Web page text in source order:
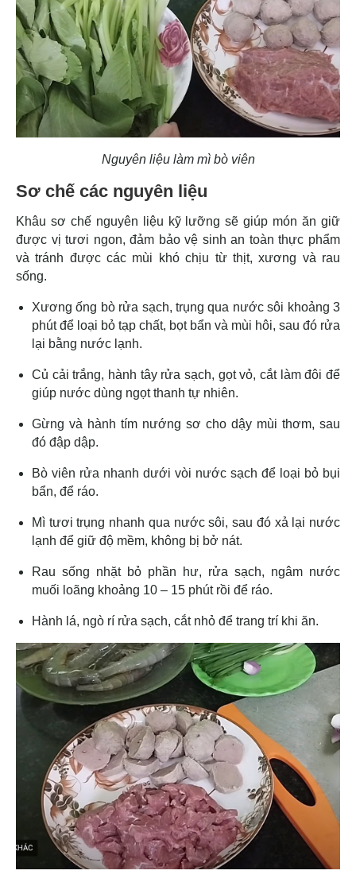
Nguyên liệu làm mì bò viên
Sơ chế các nguyên liệu
Khâu sơ chế nguyên liệu kỹ lưỡng sẽ giúp món ăn giữ
được vị tươi ngon, đảm bảo vệ sinh an toàn thực phẩm
và tránh được các mùi khó chịu từ thịt, xương và rau
sống.
Xương ống bò rửa sạch, trụng qua nước sôi khoảng 3
phút để loại bỏ tạp chất, bọt bẩn và mùi hôi, sau đó rửa
lại bằng nước lạnh.
Củ cải trắng, hành tây rửa sạch, gọt vỏ, cắt làm đôi để
giúp nước dùng ngọt thanh tự nhiên.
Gừng và hành tím nướng sơ cho dậy mùi thơm, sau
đó đập dập.
Bò viên rửa nhanh dưới vòi nước sạch để loại bỏ bụi
bẩn, để ráo.
Mì tươi trụng nhanh qua nước sôi, sau đó xả lại nước
lạnh để giữ độ mềm, không bị bở nát.
Rau sống nhặt bỏ phần hư, rửa sạch, ngâm nước
muối loãng khoảng 10 – 15 phút rồi để ráo.
Hành lá, ngò rí rửa sạch, cắt nhỏ để trang trí khi ăn.